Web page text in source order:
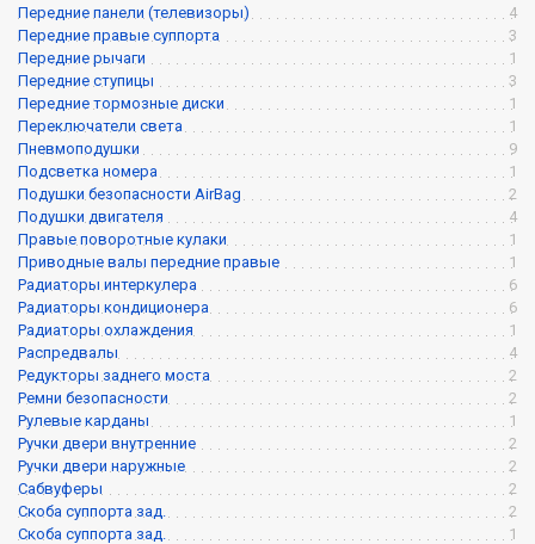
Передние панели (телевизоры)
4
Передние правые суппорта
3
Передние рычаги
1
Передние ступицы
3
Передние тормозные диски
1
Переключатели света
1
Пневмоподушки
9
Подсветка номера
1
Подушки безопасности AirBag
2
Подушки двигателя
4
Правые поворотные кулаки
1
Приводные валы передние правые
1
Радиаторы интеркулера
6
Радиаторы кондиционера
6
Радиаторы охлаждения
1
Распредвалы
4
Редукторы заднего моста
2
Ремни безопасности
2
Рулевые карданы
1
Ручки двери внутренние
2
Ручки двери наружные
2
Сабвуферы
2
Скоба суппорта зад.
2
Скоба суппорта зад.
1